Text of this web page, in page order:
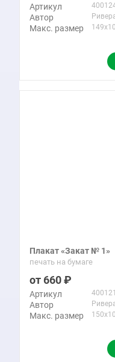
Артикул
Автор
Макс. размер
Плакат «Закат № 1»
печать на бумаге
660
Артикул
Автор
Макс. размер